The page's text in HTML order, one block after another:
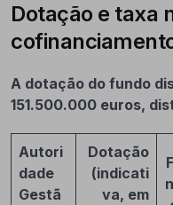
Dotação e taxa
A dotação do fundo
151.500.000 euros,
Autori
dade
Gestã
Dotação
(indicati
va, em